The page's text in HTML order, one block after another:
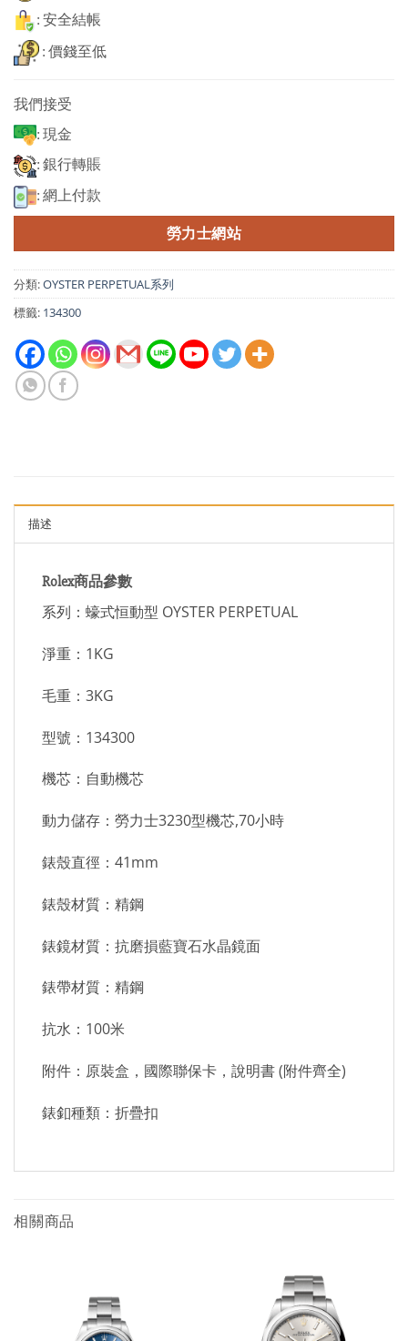
: 安全結帳
: 價錢至低
我們接受
: 現金
: 銀行轉賬
: 網上付款
勞力士網站
分類:OYSTER PERPETUAL系列
標籤: 134300
描述
Rolex商品參數
系列：蠔式恒動型 OYSTER PERPETUAL
淨重：1KG
毛重：3KG
型號：134300
機芯：自動機芯
動力儲存：勞力士3230型機芯,70小時
錶殼直徑：41mm
錶殼材質：精鋼
錶鏡材質：抗磨損藍寶石水晶鏡面
錶帶材質：精鋼
抗水：100米
附件：原裝盒，國際聯保卡，說明書 (附件齊全)
錶釦種類：折疊扣
相關商品